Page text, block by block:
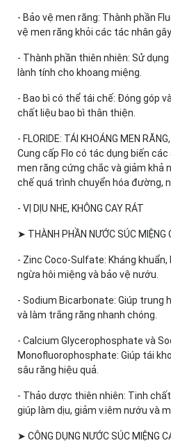
- Bảo vệ men răng: Thành phần
vệ men răng khỏi các tác nhân
- Thành phần thiên nhiên: Sử
lành tính cho khoang miệng.
- Bao bì có thể tái chế: Đóng góp
chất liệu bao bì thân thiện.
- FLORIDE: TÁI KHOÁNG MEN
Cung cấp Flo có tác dụng biến
men răng cứng chắc và giảm khả
chế quá trình chuyển hóa đường,
- VỊ DỊU NHẸ, KHÔNG CAY RÁT
➤ THÀNH PHẦN NƯỚC SÚC MIỆNG
- Zinc Coco-Sulfate: Kháng
ngừa hôi miệng và bảo vệ nướu.
- Sodium Bicarbonate: Giúp trung
và làm trắng răng nhanh chóng.
- Calcium Glycerophosphate và
Monofluorophosphate: Giúp tái
sâu răng hiệu quả.
- Thảo dược thiên nhiên: Tinh
giúp làm dịu, giảm v.iêm nướu và
➤ CÔNG DỤNG NƯỚC SÚC MIỆNG